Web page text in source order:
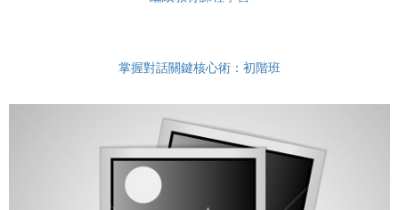
掌握對話關鍵核心術：初階班